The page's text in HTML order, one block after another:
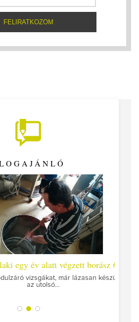
év alatt végzett borász #25
vizsgákat, már lázasan készülünk
az utolsó...